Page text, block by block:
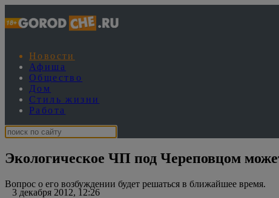
Новости
Афиша
Общество
Дом
Стиль жизни
Работа
Экологическое ЧП под Череповцом
3 декабря 2012, 12:26
Вопрос о его возбуждении будет решаться в ближайшее время.